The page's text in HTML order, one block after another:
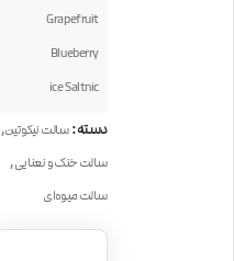
Grapefruit
Blueberry
ice Saltnic
دسته:سالت نیکوتین,
سالت خنک و نعنایی,
سالت میوه‌ای